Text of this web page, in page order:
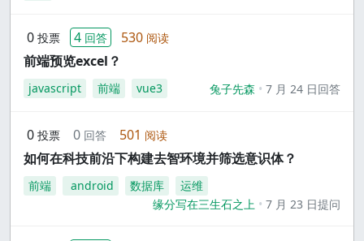
0 投票 4 回答 530 阅读
前端预览excel？
javascript 前端 vue3 兔子先森 7 月 24 日回答
0 投票 0 回答 501 阅读
如何在科技前沿下构建去智环境并筛选意识体？
前端 android 数据库
运维
缘分写在三生石之上
7 月 23 日提问